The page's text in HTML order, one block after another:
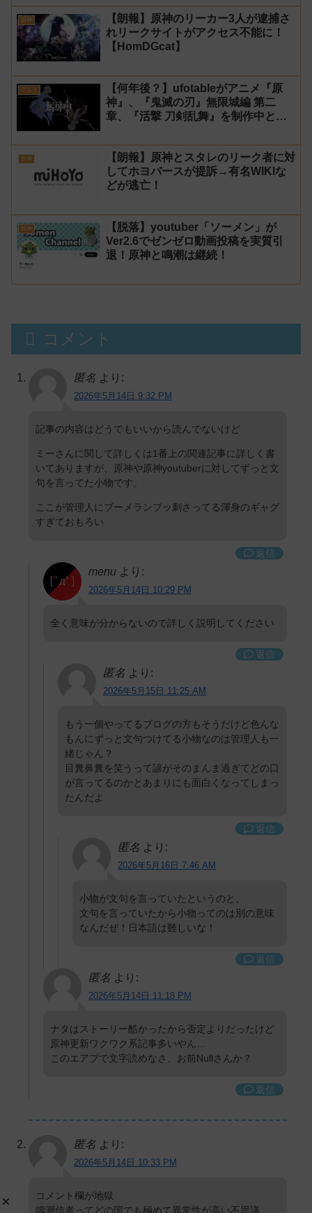
原神
【朗報】原神のリーカー3人が逮捕さ
れリークサイトがアクセス不能に！
【HomDGcat】
アニメ
【何年後？】ufotableがアニメ『原
神』、『鬼滅の刃』無限城編 第二
章、『活撃 刀剣乱舞』を制作中と発
原神
【朗報】原神とスタレのリーク者に対
してホヨバースが提訴→有名WIKIな
どが逃亡！
原神
【脱落】youtuber「ソーメン」が
Ver2.6でゼンゼロ動画投稿を実質引
退！原神と鳴潮は継続！
コメント
匿名 より:
2026年5月14日 9:32 PM
記事の内容はどうでもいいから読んでないけど
ミーさんに関して詳しくは1番上の関連記事に詳しく書
いてありますが、原神や原神youtuberに対してずっと文
句を言ってた小物です。
ここが管理人にブーメランブッ刺さってる渾身のギャグ
すぎておもろい
返信
menu より:
2026年5月14日 10:29 PM
全く意味が分からないので詳しく説明してください
返信
匿名 より:
2026年5月15日 11:25 AM
もう一個やってるブログの方もそうだけど色んな
もんにずっと文句つけてる小物なのは管理人も一
緒じゃん？
目糞鼻糞を笑うって諺がそのまんま過ぎてどの口
が言ってるのかとあまりにも面白くなってしまっ
たんだよ
返信
匿名 より:
2026年5月16日 7:46 AM
小物が文句を言っていたというのと、
文句を言っていたから小物ってのは別の意味
なんだぜ！日本語は難しいな！
返信
匿名 より:
2026年5月14日 11:18 PM
ナタはストーリー酷かったから否定よりだったけど
原神更新ワクワク系記事多いやん…
このエアプで文字読めなさ、お前Nullさんか？
返信
匿名 より:
2026年5月14日 10:33 PM
コメント欄が地獄
鳴潮信者ってどの国でも極めて異常性が高い不思議